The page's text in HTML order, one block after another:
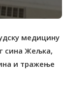
медицину
сина Жељка,
и тражење